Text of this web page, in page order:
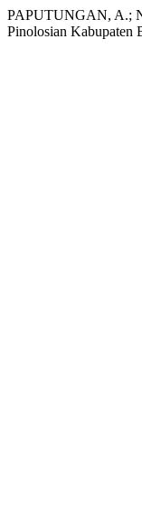
PAPUTUNGAN, A.;
Pinolosian Kabupaten